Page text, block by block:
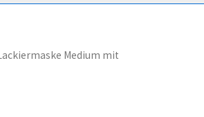
Medium mit